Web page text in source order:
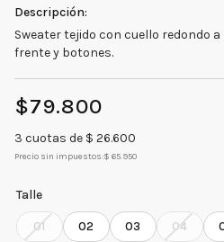
Sweater tejido con cuello redondo
frente y botones.
$79.800
3 cuotas de $ 26.600
Precio sin impuestos:$ 65.950
Talle
01 02 03 04